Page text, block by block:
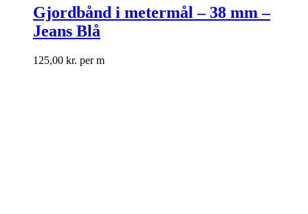
Gjordbånd i metermål – 38 mm –
Jeans Blå
125,00 kr. per m